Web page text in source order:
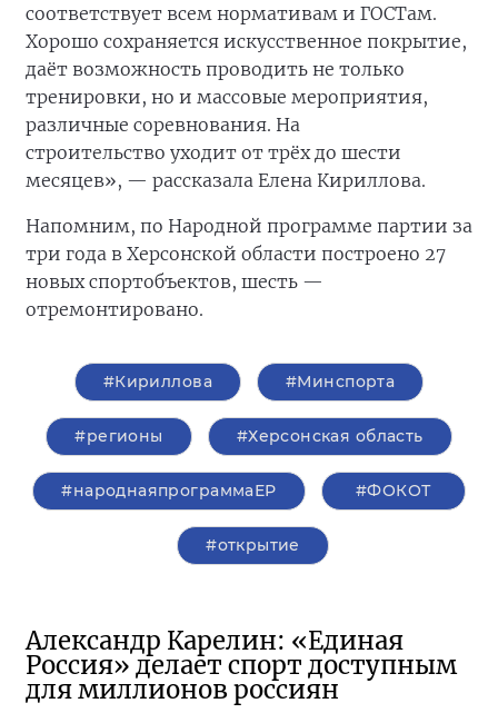
соответствует всем нормативам и ГОСТам.
Хорошо сохраняется искусственное покрытие,
даёт возможность проводить не только
тренировки, но и массовые мероприятия,
различные соревнования. На
строительство уходит от трёх до шести
месяцев», — рассказала Елена Кириллова.
Напомним, по Народной программе партии за
три года в Херсонской области построено 27
новых спортобъектов, шесть —
отремонтировано.
#Кириллова #Минспорта
#регионы #Херсонская область
#народнаяпрограммаЕР #ФОКОТ
#открытие
Александр Карелин: «Единая
Россия» делает спорт доступным
для миллионов россиян